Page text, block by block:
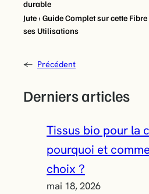
durable
Jute : Guide Complet sur cette
ses Utilisations
← Précédent
Derniers articles
Tissus bio pour la
pourquoi et
choix ?
mai 18, 2026